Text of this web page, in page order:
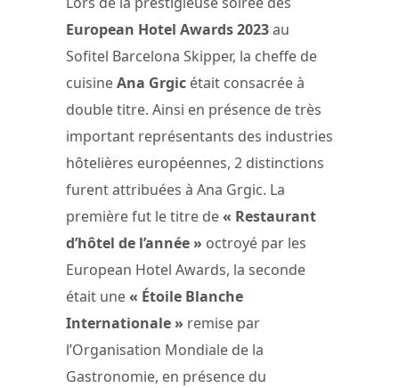
European Hotel Awards 2023au
Sofitel Barcelona Skipper, la cheffe de
cuisineAna Grgic était consacrée à
double titre. Ainsi en présence de très
important représentants des industries
hôtelières européennes, 2 distinctions
furent attribuées à Ana Grgic. La
première fut le titre de« Restaurant
d’hôtel de l’année » octroyé par les
European Hotel Awards, la seconde
était une« Étoile Blanche
Internationale » remise par
l’Organisation Mondiale de la
Gastronomie, en présence du